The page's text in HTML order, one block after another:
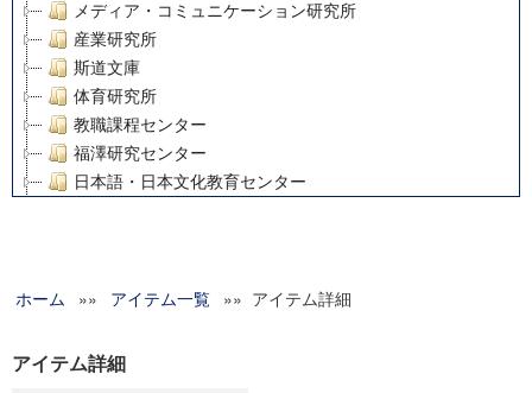
メディア・コミュニケーション研究所
産業研究所
斯道文庫
体育研究所
教職課程センター
福澤研究センター
日本語・日本文化教育センター
グローバルリサーチインスティテュート
科学研究費補助金研究成果報告書
ホーム »» アイテム一覧 »» アイテム詳細
アイテム詳細